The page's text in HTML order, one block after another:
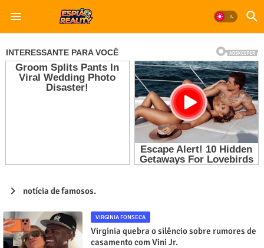
notícia de famosos.
VIRGINIA FONSECA
Virginia quebra o silêncio sobre rumores de
casamento com Vini Jr.